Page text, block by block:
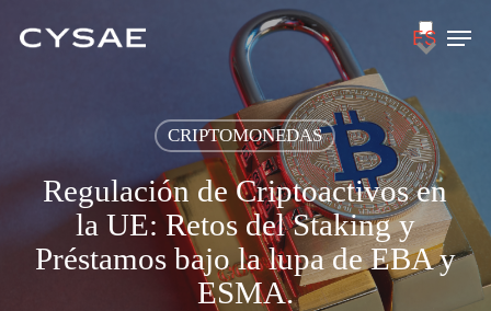
ES
CRIPTOMONEDAS
Regulación de Criptoactivos en
la UE: Retos del Staking y
Préstamos bajo la lupa de EBA y
ESMA.